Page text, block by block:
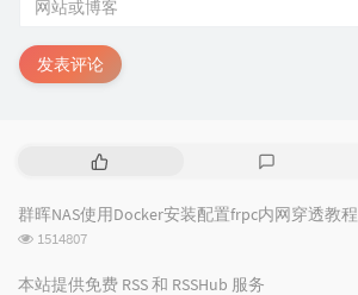
发表评论
热
文
章
评
论
群晖NAS使用Docker安装配置frpc内网穿透教程
浏
次
1514807
本站提供免费 RSS 和 RSSHub 服务